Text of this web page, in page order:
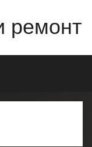
ремонт